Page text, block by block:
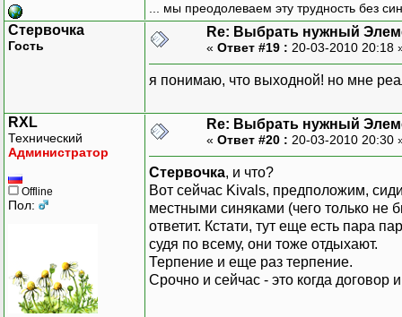
... мы преодолеваем эту трудность без
Стервочка
Гость
Re: Выбрать нужный
« Ответ #19 : 20-03-2010 20:18
я понимаю, что выходной! но мне
RXL
Технический
Администратор
Offline
Пол:
Re: Выбрать нужный
« Ответ #20 : 20-03-2010 20:30
Стервочка, и что?
Вот сейчас Kivals, предположим,
местными синяками (чего только не
ответит. Кстати, тут еще есть пара
судя по всему, они тоже отдыхают.
Терпение и еще раз терпение.
Срочно и сейчас - это когда договор